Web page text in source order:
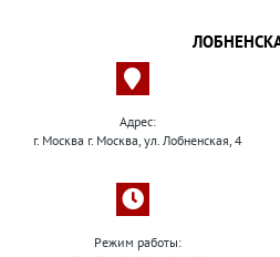
Адрес:
г. Москва г. Москва, ул. Лобненская, 4
Режим работы: